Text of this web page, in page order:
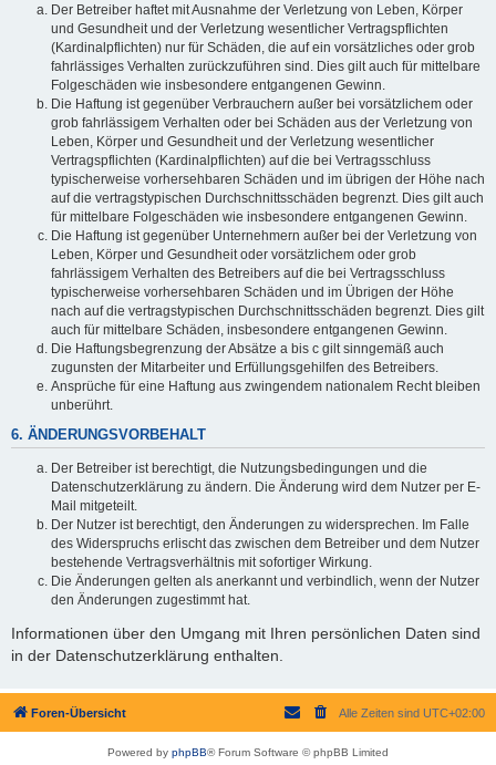
Der Betreiber haftet mit Ausnahme der Verletzung von Leben, Körper
und Gesundheit und der Verletzung wesentlicher Vertragspflichten
(Kardinalpflichten) nur für Schäden, die auf ein vorsätzliches oder grob
fahrlässiges Verhalten zurückzuführen sind. Dies gilt auch für mittelbare
Folgeschäden wie insbesondere entgangenen Gewinn.
Die Haftung ist gegenüber Verbrauchern außer bei vorsätzlichem oder
grob fahrlässigem Verhalten oder bei Schäden aus der Verletzung von
Leben, Körper und Gesundheit und der Verletzung wesentlicher
Vertragspflichten (Kardinalpflichten) auf die bei Vertragsschluss
typischerweise vorhersehbaren Schäden und im übrigen der Höhe nach
auf die vertragstypischen Durchschnittsschäden begrenzt. Dies gilt auch
für mittelbare Folgeschäden wie insbesondere entgangenen Gewinn.
Die Haftung ist gegenüber Unternehmern außer bei der Verletzung von
Leben, Körper und Gesundheit oder vorsätzlichem oder grob
fahrlässigem Verhalten des Betreibers auf die bei Vertragsschluss
typischerweise vorhersehbaren Schäden und im Übrigen der Höhe
nach auf die vertragstypischen Durchschnittsschäden begrenzt. Dies gilt
auch für mittelbare Schäden, insbesondere entgangenen Gewinn.
Die Haftungsbegrenzung der Absätze a bis c gilt sinngemäß auch
zugunsten der Mitarbeiter und Erfüllungsgehilfen des Betreibers.
Ansprüche für eine Haftung aus zwingendem nationalem Recht bleiben
unberührt.
6. ÄNDERUNGSVORBEHALT
Der Betreiber ist berechtigt, die Nutzungsbedingungen und die
Datenschutzerklärung zu ändern. Die Änderung wird dem Nutzer per E-
Mail mitgeteilt.
Der Nutzer ist berechtigt, den Änderungen zu widersprechen. Im Falle
des Widerspruchs erlischt das zwischen dem Betreiber und dem Nutzer
bestehende Vertragsverhältnis mit sofortiger Wirkung.
Die Änderungen gelten als anerkannt und verbindlich, wenn der Nutzer
den Änderungen zugestimmt hat.
Informationen über den Umgang mit Ihren persönlichen Daten sind
in der Datenschutzerklärung enthalten.
Foren-Übersicht Alle Zeiten sind UTC+02:00
Powered by phpBB® Forum Software © phpBB Limited